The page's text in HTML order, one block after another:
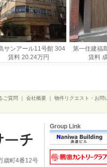
サンアール11号館 304
賃料 20.24万円
第一住建福
賃料
ご質問 会社概要 物件リクエスト・お問
歳町4番12号
Group Link